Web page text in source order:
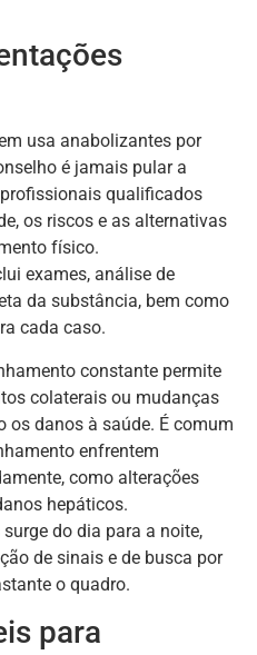
usa anabolizantes por
é jamais pular a
qualificados
os riscos e as alternativas
físico.
exames, análise de
da substância, bem como
cada caso.
constante permite
colaterais ou mudanças
danos à saúde. É comum
enfrentem
como alterações
hepáticos.
do dia para a noite,
de sinais e de busca por
o quadro.
para